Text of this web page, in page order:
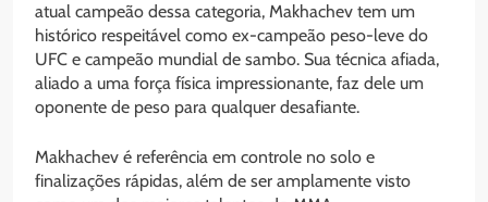
atual campeão dessa categoria, Makhachev tem um
histórico respeitável como ex-campeão peso-leve do
UFC e campeão mundial de sambo. Sua técnica afiada,
aliado a uma força física impressionante, faz dele um
oponente de peso para qualquer desafiante.
Makhachev é referência em controle no solo e
finalizações rápidas, além de ser amplamente visto